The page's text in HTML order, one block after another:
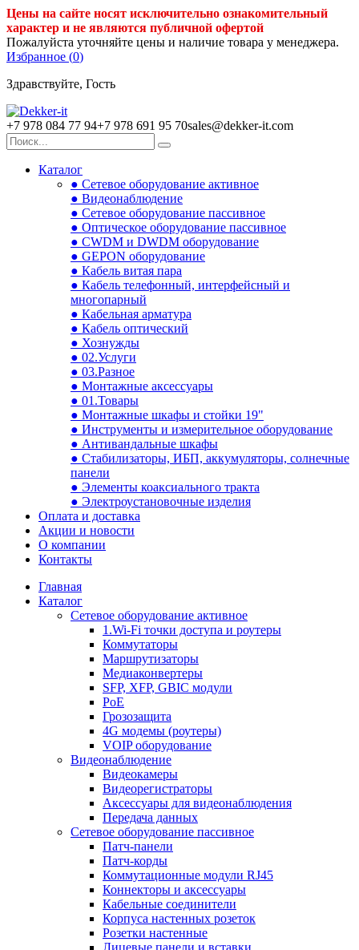
Цены на сайте носят исключительно ознакомительный
характер и не являются публичной офертой
Пожалуйста уточняйте цены и наличие товара у менеджера.
Избранное (0)
Здравствуйте, Гость
+7 978 084 77 94+7 978 691 95 70sales@dekker-it.com
Каталог
● Сетевое оборудование активное
● Видеонаблюдение
● Сетевое оборудование пассивное
● Оптическое оборудование пассивное
● CWDM и DWDM оборудование
● GEPON оборудование
● Кабель витая пара
● Кабель телефонный, интерфейсный и
многопарный
● Кабельная арматура
● Кабель оптический
● Хознужды
● 02.Услуги
● 03.Разное
● Монтажные аксессуары
● 01.Товары
● Монтажные шкафы и стойки 19"
● Инструменты и измерительное оборудование
● Антивандальные шкафы
● Стабилизаторы, ИБП, аккумуляторы, солнечные
панели
● Элементы коаксиального тракта
● Электроустановочные изделия
Оплата и доставка
Акции и новости
О компании
Контакты
Главная
Каталог
Сетевое оборудование активное
1.Wi-Fi точки доступа и роутеры
Коммутаторы
Маршрутизаторы
Медиаконвертеры
SFP, XFP, GBIC модули
PoE
Грозозащита
4G модемы (роутеры)
VOIP оборудование
Видеонаблюдение
Видеокамеры
Видеорегистраторы
Аксессуары для видеонаблюдения
Передача данных
Сетевое оборудование пассивное
Патч-панели
Патч-корды
Коммутационные модули RJ45
Коннекторы и аксессуары
Кабельные соединители
Корпуса настенных розеток
Розетки настенные
Лицевые панели и вставки